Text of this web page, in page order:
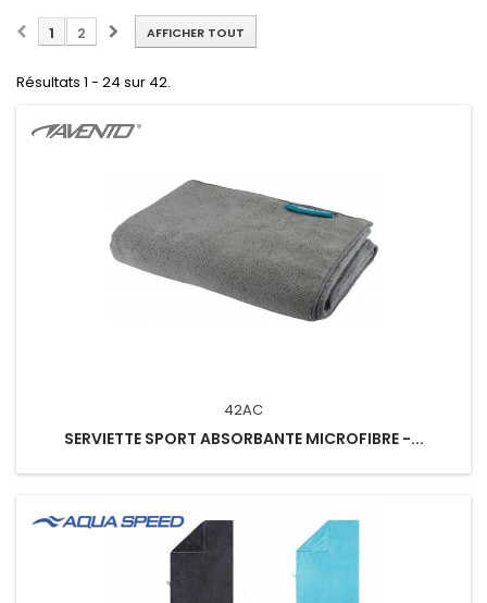
AFFICHER TOUT
1 2
Résultats 1 - 24 sur 42.
42AC
SERVIETTE SPORT ABSORBANTE MICROFIBRE -...